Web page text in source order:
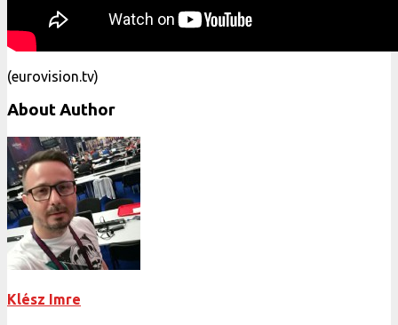
(eurovision.tv)
About Author
Klész Imre